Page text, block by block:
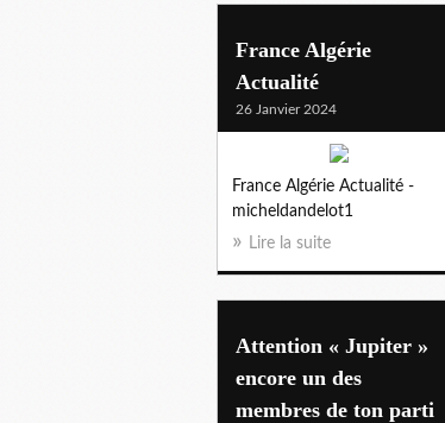
France Algérie
Actualité
26 Janvier 2024
France Algérie Actualité -
micheldandelot1
Lire la suite
Attention « Jupiter »
encore un des
membres de ton parti